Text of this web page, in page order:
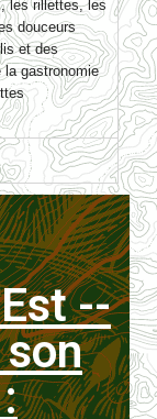
les rillettes, les
douceurs
et des
gastronomie
--